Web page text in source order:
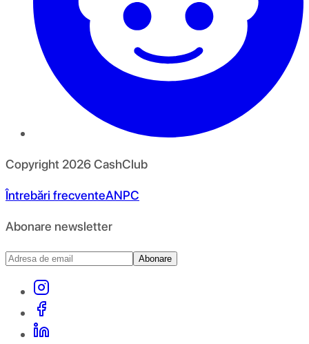
Copyright 2026CashClub
Întrebări frecventeANPC
Abonare newsletter
Abonare